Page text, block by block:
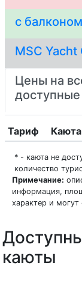
с балконом
MSC Yacht
Цены на
Тариф Каюта
* - каюта не
количество
Примечание:
информация,
характер и могут
каюты